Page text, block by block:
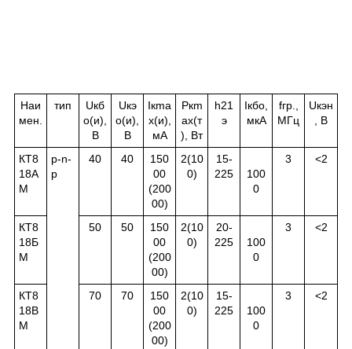
Наи
мен.
тип Uкб
о(и),
В
Uкэ
о(и),
В
Iкma
x(и),
мА
Pкm
ax(т
), Вт
h21
э
Iкбо,
мкА
fгр.,
МГц
Uкэн
, В
КТ8
18А
М
p-n-
p
40 40
150
00
(200
00)
2(10
0)
15-
225
100
0
3 <2
КТ8
18Б
М
50 50
150
00
(200
00)
2(10
0)
20-
225
100
0
3 <2
КТ8
18В
М
70 70
150
00
(200
00)
2(10
0)
15-
225
100
0
3 <2